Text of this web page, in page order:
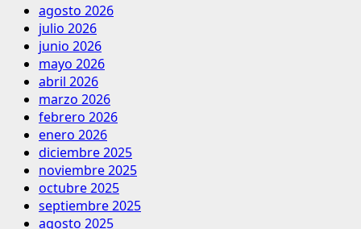
agosto 2026
julio 2026
junio 2026
mayo 2026
abril 2026
marzo 2026
febrero 2026
enero 2026
diciembre 2025
noviembre 2025
octubre 2025
septiembre 2025
agosto 2025